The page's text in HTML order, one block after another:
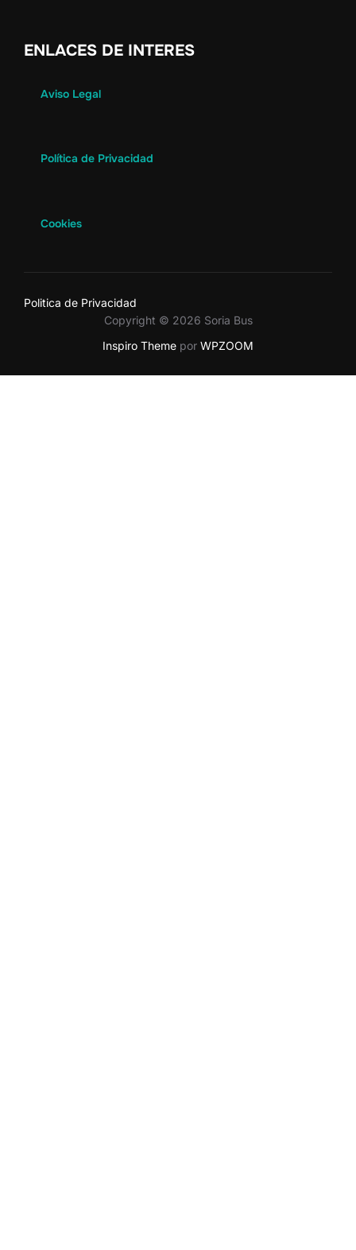
ENLACES DE INTERES
Aviso Legal
Política de Privacidad
Cookies
Politica de Privacidad
Copyright © 2026 Soria Bus
Inspiro Theme por WPZOOM